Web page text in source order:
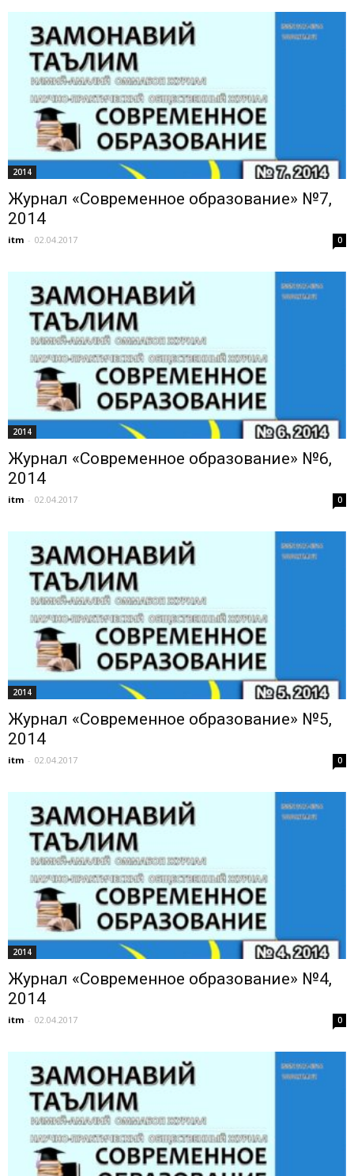
2014
Журнал «Современное образование» №7,
2014
itm - 02.04.2017 0
2014
Журнал «Современное образование» №6,
2014
itm - 02.04.2017 0
2014
Журнал «Современное образование» №5,
2014
itm - 02.04.2017 0
2014
Журнал «Современное образование» №4,
2014
itm - 02.04.2017 0